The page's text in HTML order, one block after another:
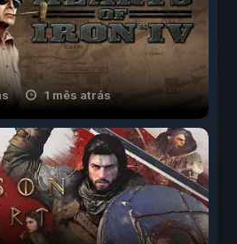
1 mês atrás